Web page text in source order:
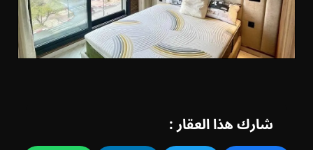
شارك هذا العقار :